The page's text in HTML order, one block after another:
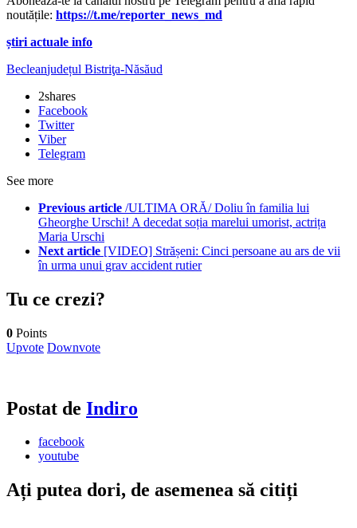
noutățile: https://t.me/reporter_news_md
știri actuale info
Becleanjudețul Bistriţa-Năsăud
2shares
Facebook
Twitter
Viber
Telegram
See more
Previous article /ULTIMA ORĂ/ Doliu în familia lui
Gheorghe Urschi! A decedat soția marelui umorist, actrița
Maria Urschi
Next article [VIDEO] Strășeni: Cinci persoane au ars de vii
în urma unui grav accident rutier
Tu ce crezi?
0 Points
Upvote Downvote
Postat de Indiro
facebook
youtube
Ați putea dori, de asemenea să citiți